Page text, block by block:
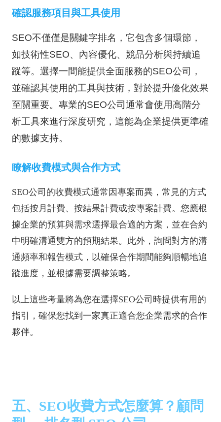
確認服務項目與工具使用
SEO不僅僅是關鍵字排名，它包含多個環節，
如技術性SEO、內容優化、競品分析與持續追
蹤等。選擇一間能提供全面服務的SEO公司，
並確認其使用的工具與技術，對於提升優化效果
至關重要。專業的SEO公司通常會使用高階分
析工具來進行深度研究，這能為企業提供更準確
的數據支持。
瞭解收費模式與合作方式
SEO公司的收費模式通常因專案而異，常見的方式
包括按月計費、按結果計費或按專案計費。您應根
據企業的預算與需求選擇最合適的方案，並在合約
中明確溝通雙方的預期結果。此外，詢問對方的溝
通頻率和報告模式，以確保合作期間能夠順暢地追
蹤進度，並根據需要調整策略。
以上這些考量將為您在選擇SEO公司時提供有用的
指引，確保您找到一家真正適合您企業需求的合作
夥伴。
五、SEO收費方式怎麼算？顧問